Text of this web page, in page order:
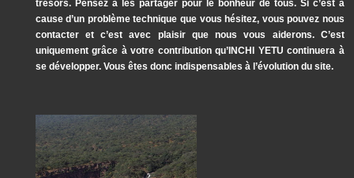
trésors. Pensez à les partager pour le bonheur de tous. Si c’est à
cause d’un problème technique que vous hésitez, vous pouvez nous
contacter et c’est avec plaisir que nous vous aiderons. C’est
uniquement grâce à votre contribution qu’INCHI YETU continuera à
se développer. Vous êtes donc indispensables à l’évolution du site.